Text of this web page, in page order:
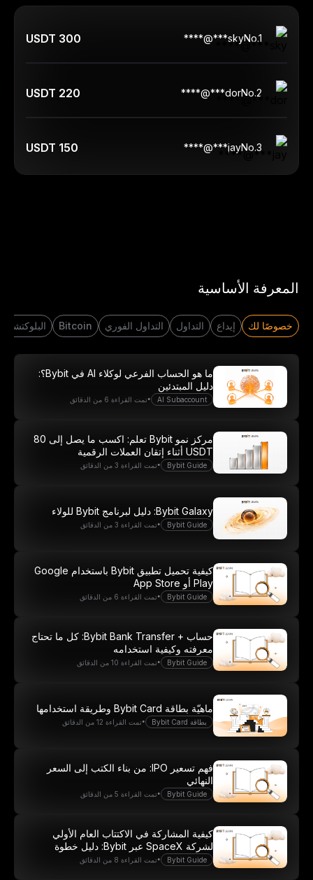
No.1
sky***@****
300 USDT
No.2
dor***@****
220 USDT
No.3
jay***@****
150 USDT
المعرفة الأساسية
خصوصًا لك إيداع التداول التداول الفوري Bitcoin البلوكتشين
AI Subaccount
•تمت القراءة 6 من الدقائق
ما هو الحساب الفرعي لوكلاء AI في Bybit؟:
دليل المبتدئين
Bybit Guide
•تمت القراءة 3 من الدقائق
مركز نمو Bybit تعلم: اكسب ما يصل إلى 80
USDT أثناء إتقان العملات الرقمية
Bybit Guide
•تمت القراءة 3 من الدقائق
Bybit Galaxy: دليل لبرنامج Bybit للولاء
Bybit Guide
•تمت القراءة 6 من الدقائق
كيفية تحميل تطبيق Bybit باستخدام Google
Play أو App Store
Bybit Guide
•تمت القراءة 10 من الدقائق
حساب + Bybit Bank Transfer: كل ما تحتاج
معرفته وكيفية استخدامه
بطاقة Bybit Card •تمت القراءة 12 من الدقائق
ماهيّة بطاقة Bybit Card وطريقة استخدامها
Bybit Guide
•تمت القراءة 5 من الدقائق
فهم تسعير IPO: من بناء الكتب إلى السعر
النهائي
Bybit Guide
•تمت القراءة 8 من الدقائق
كيفية المشاركة في الاكتتاب العام الأولي
لشركة SpaceX عبر Bybit: دليل خطوة
بخطوة
انطلِق برحلتك في عالم التداوُل
مع 20 USDT
أنشِئ حسابًا وابدَأ بالإيداع لتكسَب 20 دولار الآن